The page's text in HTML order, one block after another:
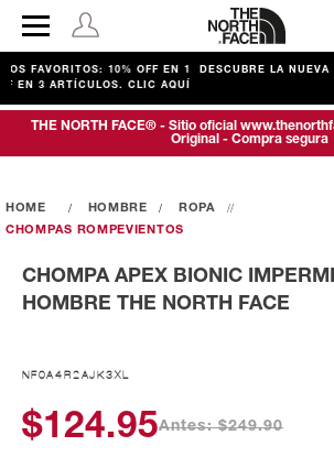
10% OFF EN 1
CLIC AQUÍ
DESCUBRE LA NUEVA
THE NORTH FACE® - Sitio oficial
Original - Compra segura
HOMBRE
ROPA
CHOMPAS ROMPEVIENTOS
CHOMPA APEX BIONIC
HOMBRE THE NORTH FACE
NF0A4R2AJK3XL
$124.95Antes: $249.90